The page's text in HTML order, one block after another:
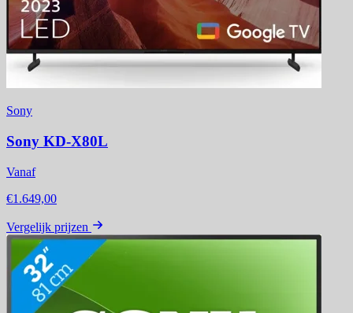
Sony
Sony KD-X80L
Vanaf
€1.649,00
Vergelijk prijzen